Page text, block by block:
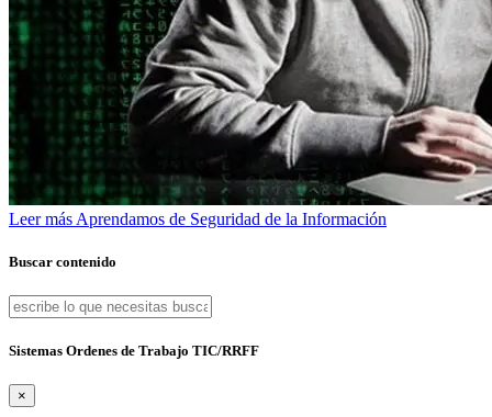
Leer más Aprendamos de Seguridad de la Información
Buscar contenido
Sistemas Ordenes de Trabajo TIC/RRFF
×